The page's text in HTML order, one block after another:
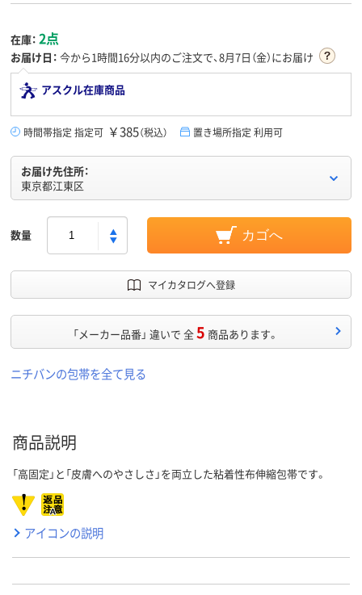
在庫： 2点
お届け日： 今から1時間16分以内のご注文で、8月7日（金）にお届け
アスクル在庫商品
時間帯指定 指定可 ￥385（税込） 置き場所指定 利用可
お届け先住所：
東京都江東区
数量 カゴへ
マイカタログへ登録
「メーカー品番」 違いで 全5 商品あります。
ニチバンの包帯を全て見る
商品説明
「高固定」と「皮膚へのやさしさ」を両立した粘着性布伸縮包帯です。
アイコンの説明